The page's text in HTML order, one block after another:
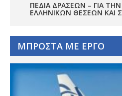
ΠΕΔΊΑ ΔΡΆΣΕΩΝ – ΓΙΑ
ΕΛΛΗΝΙΚΏΝ ΘΈΣΕΩΝ
ΜΠΡΟΣΤΑ ΜΕ ΕΡΓΟ